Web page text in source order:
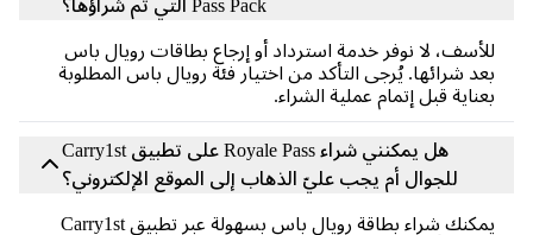
Pass Pack التي تم شراؤها؟
لا نوفر خدمة استرداد أو إرجاع بطاقات رويال باس
شرائها. يُرجى التأكد من اختيار فئة رويال باس المطلوبة
قبل إتمام عملية الشراء.
هل يمكنني شراء Royale Pass على تطبيق Carry1st
للجوال أم يجب عليّ الذهاب إلى الموقع الإلكتروني؟
يمكنك شراء بطاقة رويال باس بسهولة عبر تطبيق Carry1st